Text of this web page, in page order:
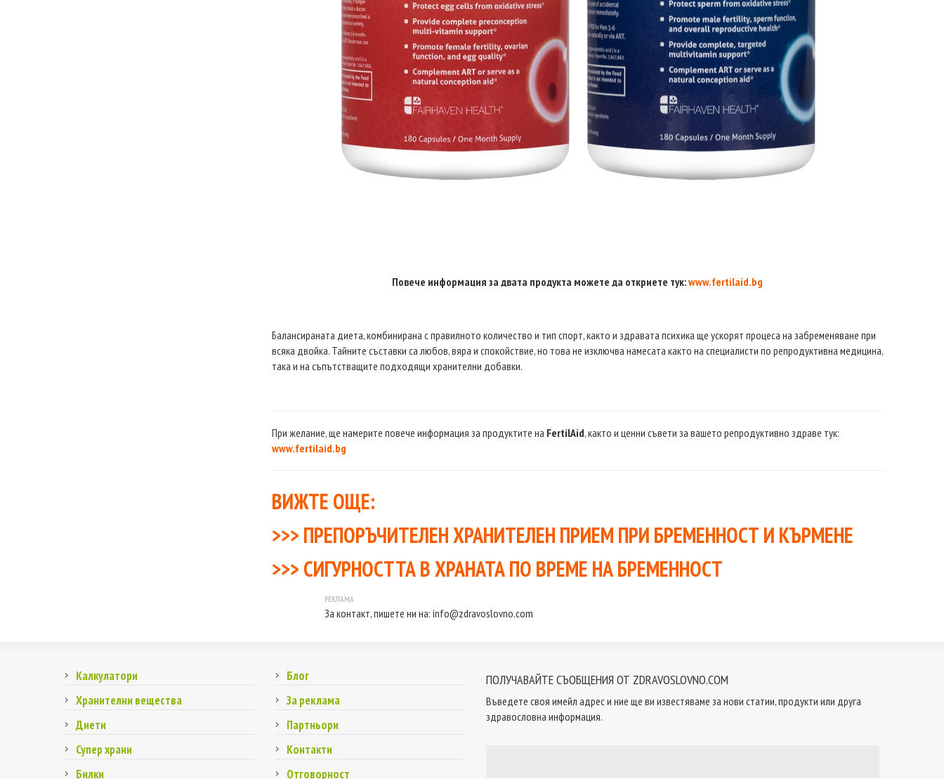
Повече информация за двата продукта можете да откриете тук:www.fertilaid.bg
Балансираната диета, комбинирана с правилното количество и тип спорт, както и здравата психика ще ускорят процеса на забременяване при
всяка двойка. Тайните съставки са любов, вяра и спокойствие, но това не изключва намесата както на специалисти по репродуктивна медицина,
така и на съпътстващите подходящи хранителни добавки.
При желание, ще намерите повече информация за продуктите на FertilAid, както и ценни съвети за вашето репродуктивно здраве тук:
www.fertilaid.bg
ВИЖТЕ ОЩЕ:
>>> ПРЕПОРЪЧИТЕЛЕН ХРАНИТЕЛЕН ПРИЕМ ПРИ БРЕМЕННОСТ И КЪРМЕНЕ
>>> СИГУРНОСТТА В ХРАНАТА ПО ВРЕМЕ НА БРЕМЕННОСТ
За контакт, пишете ни на: info@zdravoslovno.com
Калкулатори
Хранителни вещества
Диети
Супер храни
Билки
Блог
За реклама
Партньори
Контакти
Отговорност
ПОЛУЧАВАЙТЕ СЪОБЩЕНИЯ ОТ ZDRAVOSLOVNO.COM
Въведете своя имейл адрес и ние ще ви известяваме за нови статии, продукти или друга
здравословна информация.